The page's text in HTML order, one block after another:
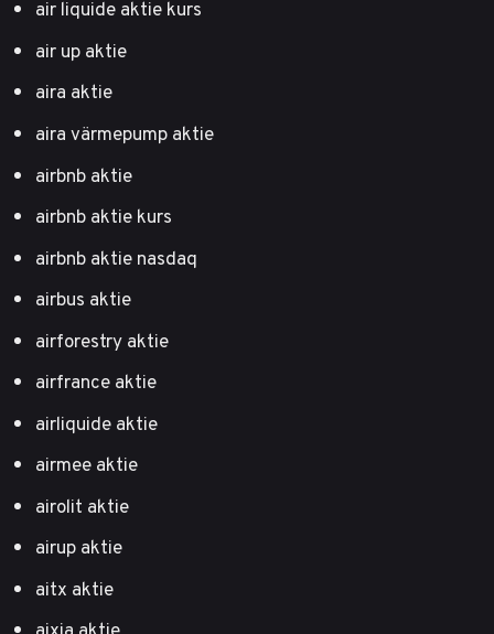
air liquide aktie kurs
air up aktie
aira aktie
aira värmepump aktie
airbnb aktie
airbnb aktie kurs
airbnb aktie nasdaq
airbus aktie
airforestry aktie
airfrance aktie
airliquide aktie
airmee aktie
airolit aktie
airup aktie
aitx aktie